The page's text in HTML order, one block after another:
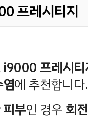
프레시티지
i9000 프레시티
에 추천합니다.
부인 경우회